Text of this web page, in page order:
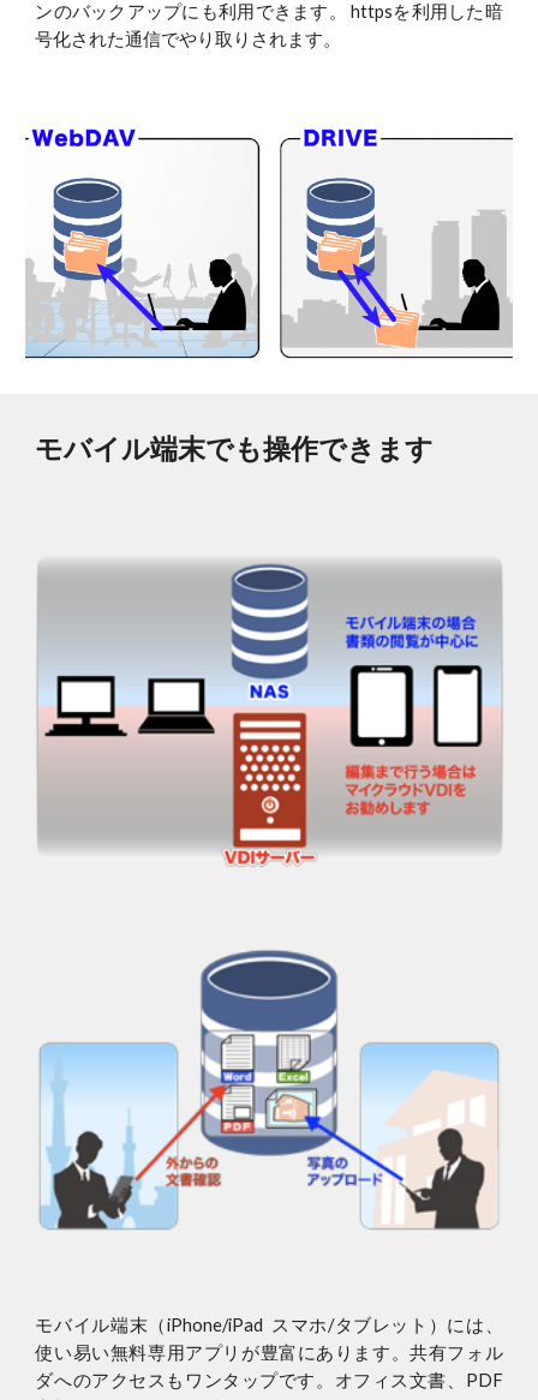
ンのバックアップにも利用できます。 httpsを利用した暗
号化された通信でやり取りされます。
モバイル端末でも操作できます
モバイル端末（iPhone/iPad スマホ/タブレット）には、
使い易い無料専用アプリが豊富にあります。共有フォル
ダへのアクセスもワンタップです。オフィス文書、PDF